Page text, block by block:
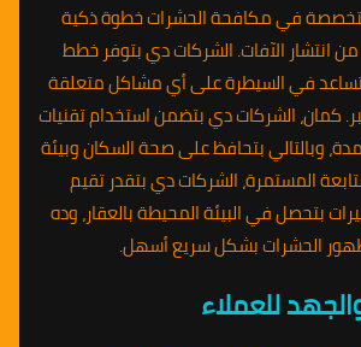
في مكافحة الحشرات خطوة ذكية
من انتشار الآفات. الشركات دي بتوفر خطط
تساعد في السيطرة على أي مشاكل متعلقة
كمان، الشركات دي بتضمن استخدام تقنيات
وبالتالي بتحافظ على صحة السكان وبيئة
المستمرة، الشركات دي بتقدر تقيم
بتحصل في البيئة المحيطة بالعقار، وده
الحشرات بشكل سريع أسهل.
للعملاء